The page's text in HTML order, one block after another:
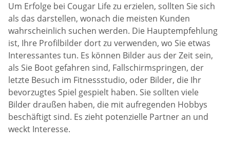
Um Erfolge bei Cougar Life zu erzielen, sollten Sie sich
als das darstellen, wonach die meisten Kunden
wahrscheinlich suchen werden. Die Hauptempfehlung
ist, Ihre Profilbilder dort zu verwenden, wo Sie etwas
Interessantes tun. Es können Bilder aus der Zeit sein,
als Sie Boot gefahren sind, Fallschirmspringen, der
letzte Besuch im Fitnessstudio, oder Bilder, die Ihr
bevorzugtes Spiel gespielt haben. Sie sollten viele
Bilder draußen haben, die mit aufregenden Hobbys
beschäftigt sind. Es zieht potenzielle Partner an und
weckt Interesse.